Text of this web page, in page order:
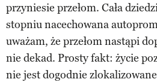
przyniesie przełom. Cała
stopniu nacechowana
uważam, że przełom nastąpi
nie dekad. Prosty fakt: życie
nie jest dogodnie